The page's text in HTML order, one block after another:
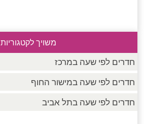
משויך לקטגוריות
חדרים לפי שעה במרכז
חדרים לפי שעה במישור החוף
חדרים לפי שעה בתל אביב